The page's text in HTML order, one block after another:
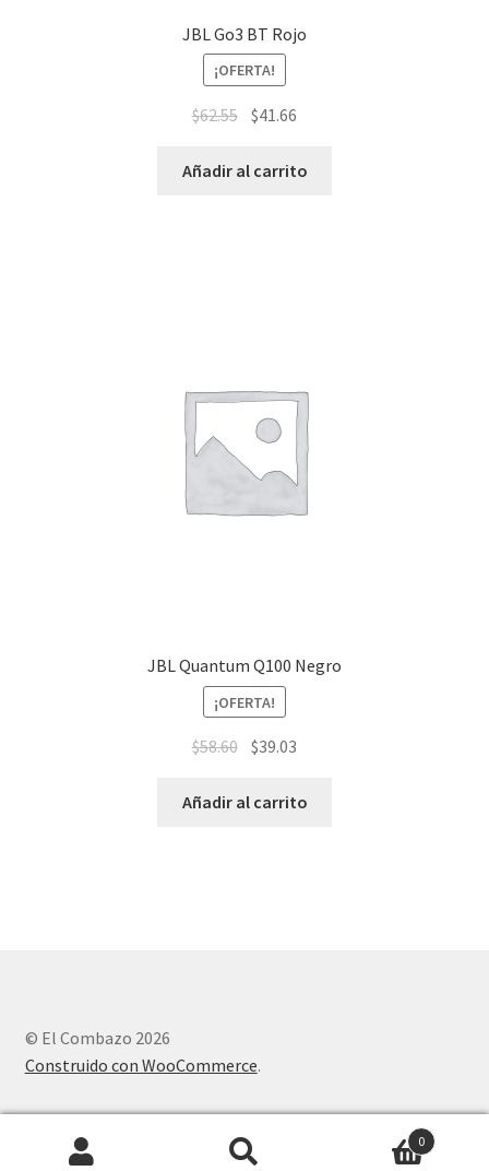
JBL Go3 BT Rojo
¡OFERTA!
$62.55 $41.66
Añadir al carrito
JBL Quantum Q100 Negro
¡OFERTA!
$58.60 $39.03
Añadir al carrito
© El Combazo 2026
Construido con WooCommerce.
0